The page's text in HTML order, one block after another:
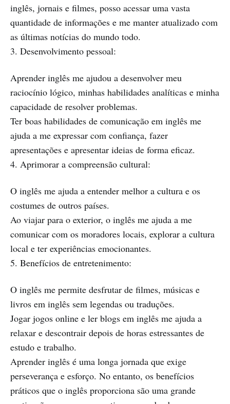
inglês, jornais e filmes, posso acessar uma vasta
quantidade de informações e me manter atualizado com
as últimas notícias do mundo todo.
3. Desenvolvimento pessoal:
Aprender inglês me ajudou a desenvolver meu
raciocínio lógico, minhas habilidades analíticas e minha
capacidade de resolver problemas.
Ter boas habilidades de comunicação em inglês me
ajuda a me expressar com confiança, fazer
apresentações e apresentar ideias de forma eficaz.
4. Aprimorar a compreensão cultural:
O inglês me ajuda a entender melhor a cultura e os
costumes de outros países.
Ao viajar para o exterior, o inglês me ajuda a me
comunicar com os moradores locais, explorar a cultura
local e ter experiências emocionantes.
5. Benefícios de entretenimento:
O inglês me permite desfrutar de filmes, músicas e
livros em inglês sem legendas ou traduções.
Jogar jogos online e ler blogs em inglês me ajuda a
relaxar e descontrair depois de horas estressantes de
estudo e trabalho.
Aprender inglês é uma longa jornada que exige
perseverança e esforço. No entanto, os benefícios
práticos que o inglês proporciona são uma grande